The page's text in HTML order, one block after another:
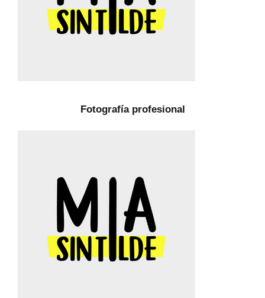
Fotografía profesional